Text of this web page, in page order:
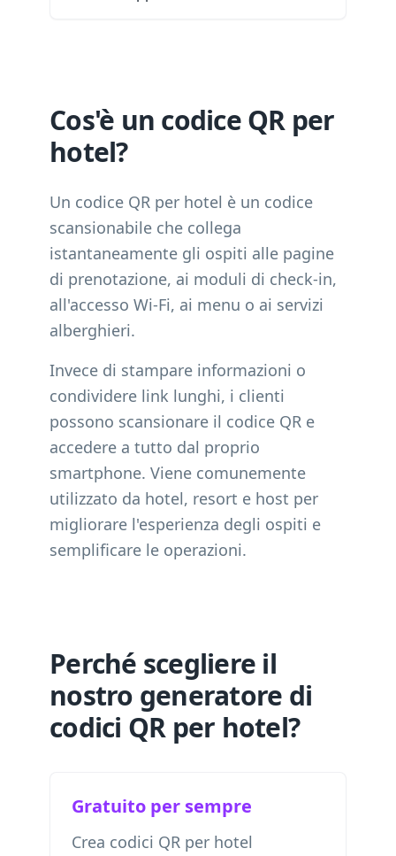
Cos'è un codice QR per
hotel?
Un codice QR per hotel è un codice
scansionabile che collega
istantaneamente gli ospiti alle pagine
di prenotazione, ai moduli di check-in,
all'accesso Wi-Fi, ai menu o ai servizi
alberghieri.
Invece di stampare informazioni o
condividere link lunghi, i clienti
possono scansionare il codice QR e
accedere a tutto dal proprio
smartphone. Viene comunemente
utilizzato da hotel, resort e host per
migliorare l'esperienza degli ospiti e
semplificare le operazioni.
Perché scegliere il
nostro generatore di
codici QR per hotel?
Gratuito per sempre
Crea codici QR per hotel